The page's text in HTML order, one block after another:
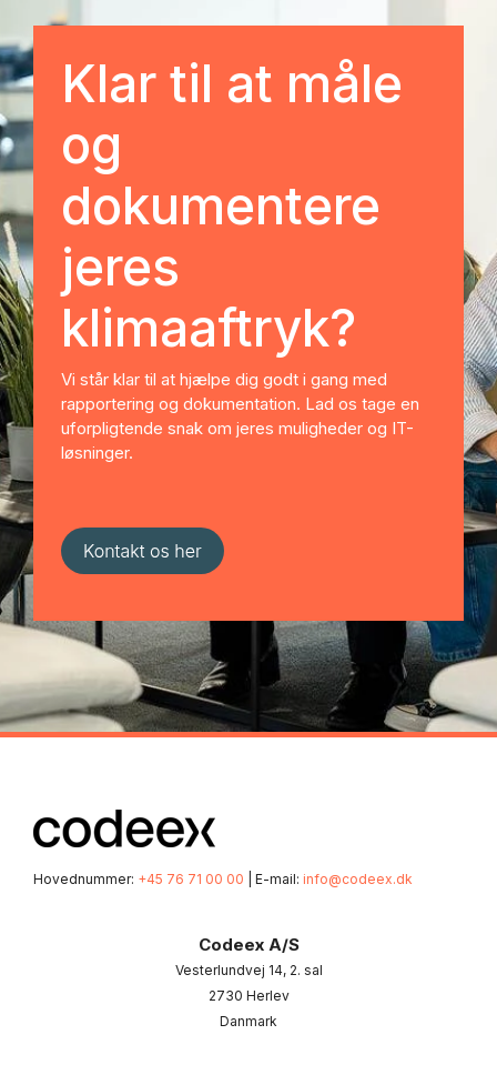
Klar til at måle
og
dokumentere
jeres
klimaaftryk?
Vi står klar til at hjælpe dig godt i gang med
rapportering og dokumentation. Lad os tage en
uforpligtende snak om jeres muligheder og IT-
løsninger.
Hovednummer: +45 76 71 00 00 | E-mail: info@codeex.dk
Codeex A/S
Vesterlundvej 14, 2. sal
2730 Herlev
Danmark